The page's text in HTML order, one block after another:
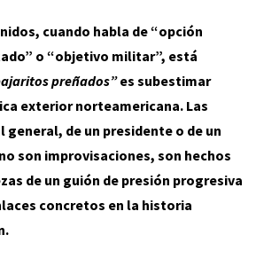
cuando habla de “opción
o “objetivo militar”, está
preñados”es subestimar
exterior norteamericana. Las
general, de un presidente o de un
son improvisaciones, son hechos
de un guión de presión progresiva
concretos en la historia